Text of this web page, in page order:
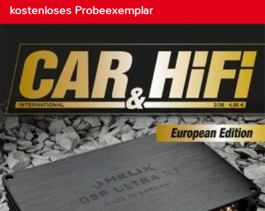
kostenloses Probeexemplar